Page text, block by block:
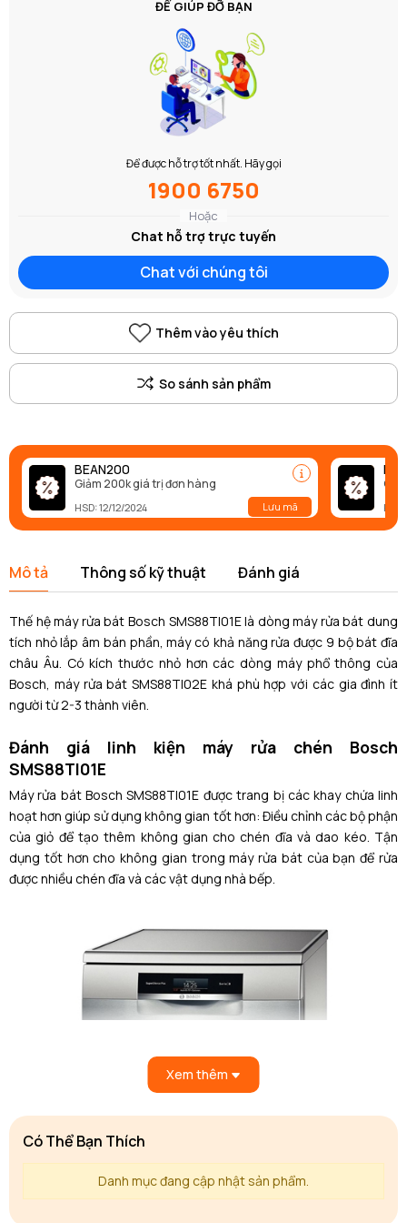
ĐỂ GIÚP ĐỠ BẠN
Để được hỗ trợ tốt nhất. Hãy gọi
1900 6750
Hoặc
Chat hỗ trợ trực tuyến
Chat với chúng tôi
Thêm vào yêu thích
BEAN200
Giảm 200k giá trị đơn hàng
HSD: 12/12/2024 Lưu mã
Mô tả Thông số kỹ thuật Đánh giá
Thế hệ máy rửa bát Bosch SMS88TI01E là dòng máy rửa bát dung
tích nhỏ lắp âm bán phần, máy có khả năng rửa được 9 bộ bát đĩa
châu Âu. Có kích thước nhỏ hơn các dòng máy phổ thông của
Bosch, máy rửa bát SMS88TI02E khá phù hợp với các gia đình ít
người từ 2-3 thành viên.
Đánh giá linh kiện máy rửa chén Bosch
SMS88TI01E
Máy rửa bát Bosch SMS88TI01E được trang bị các khay chứa linh
hoạt hơn giúp sử dụng không gian tốt hơn: Điều chỉnh các bộ phận
của giỏ để tạo thêm không gian cho chén đĩa và dao kéo. Tận
dụng tốt hơn cho không gian trong máy rửa bát của bạn để rửa
được nhiều chén đĩa và các vật dụng nhà bếp.
Xem thêm
Có Thể Bạn Thích
Danh mục đang cập nhật sản phẩm.